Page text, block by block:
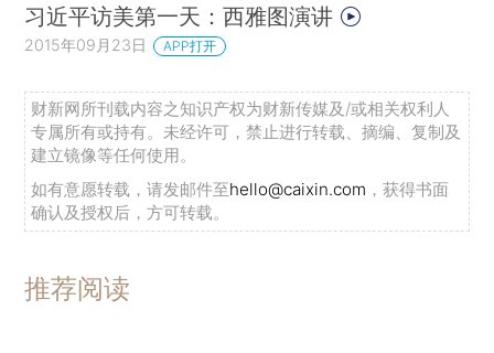
习近平访美第一天：西雅图演讲
2015年09月23日 APP打开
财新网所刊载内容之知识产权为财新传媒及/或相关权利人
专属所有或持有。未经许可，禁止进行转载、摘编、复制及
建立镜像等任何使用。
如有意愿转载，请发邮件至hello@caixin.com ，获得书面
确认及授权后，方可转载。
推荐阅读